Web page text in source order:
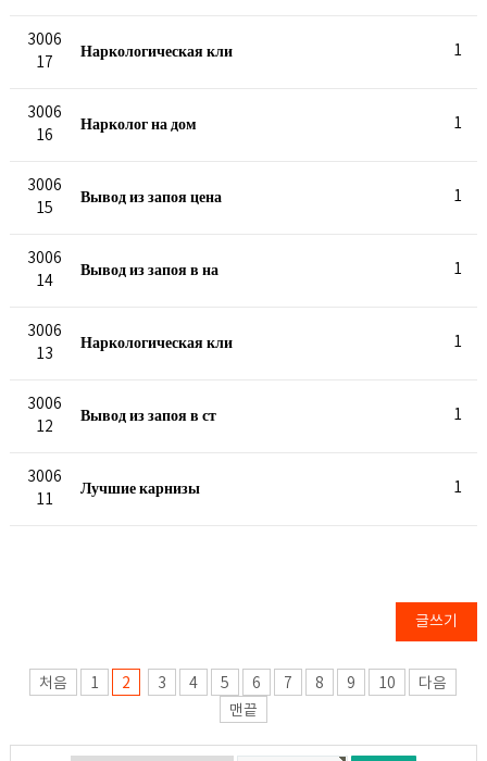
3006
17
Наркологическая кли 1
3006
16
Нарколог на дом 1
3006
15
Вывод из запоя цена 1
3006
14
Вывод из запоя в на 1
3006
13
Наркологическая кли 1
3006
12
Вывод из запоя в ст 1
3006
11
Лучшие карнизы 1
글쓰기
처음 1 2 3 4 5 6 7 8 9 10
다음
맨끝